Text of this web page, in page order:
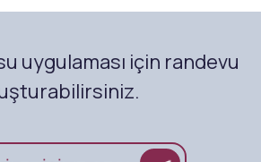
uygulaması için randevu